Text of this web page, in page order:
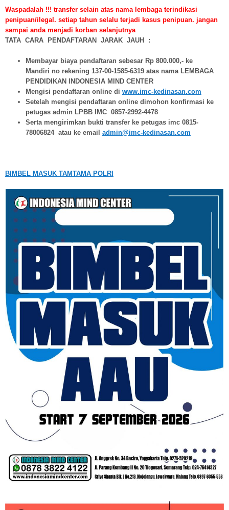
Waspadalah !!! transfer selain atas nama lembaga terindikasi
penipuan/ilegal. setiap tahun selalu terjadi kasus penipuan. jangan
sampai anda menjadi korban selanjutnya
TATA CARA PENDAFTARAN JARAK JAUH :
Membayar biaya pendaftaran sebesar Rp 800.000,- ke
Mandiri no rekening 137-00-1585-6319 atas nama LEMBAGA
PENDIDIKAN INDONESIA MIND CENTER
Mengisi pendaftaran online di www.imc-kedinasan.com
Setelah mengisi pendaftaran online dimohon konfirmasi ke
petugas admin LPBB IMC 0857-2992-4478
Serta mengirimkan bukti transfer ke petugas imc 0815-
78006824 atau ke email admin@imc-kedinasan.com
BIMBEL MASUK TAMTAMA POLRI